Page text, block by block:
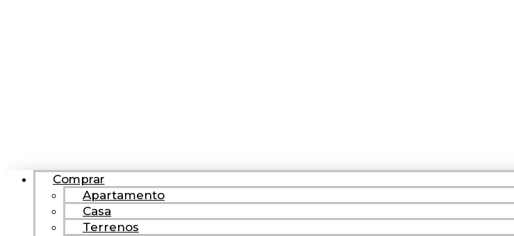
Comprar
Apartamento
Casa
Terrenos